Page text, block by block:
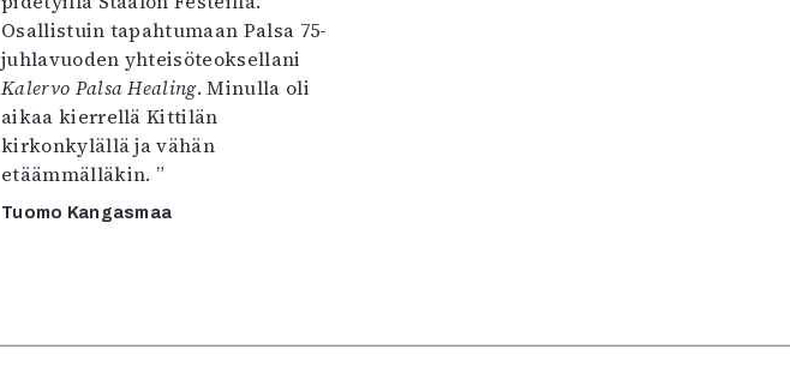
Osallistuin tapahtumaan Palsa 75-
juhlavuoden yhteisöteoksellani
Kalervo Palsa Healing. Minulla oli
aikaa kierrellä Kittilän
kirkonkylällä ja vähän
etäämmälläkin. ”
Tuomo Kangasmaa